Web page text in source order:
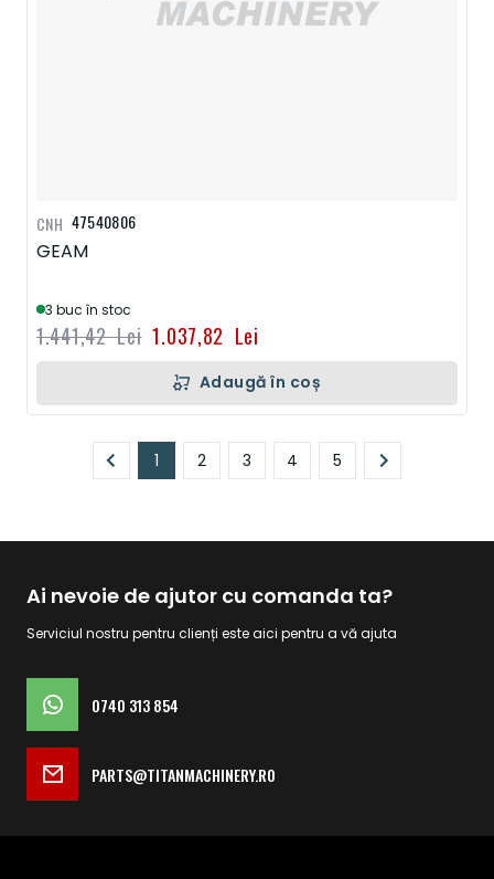
47540806
GEAM
3 buc în stoc
1.037,82 Lei
1.441,42 Lei
CNH
Adaugă în coș
Pagină
În prezent, citiți pagina
1
Pagină
2
Pagină
3
Pagină
4
Pagină
5
Ai nevoie de ajutor cu comanda ta?
Serviciul nostru pentru clienți este aici pentru a vă ajuta
0740 313 854
PARTS@TITANMACHINERY.RO